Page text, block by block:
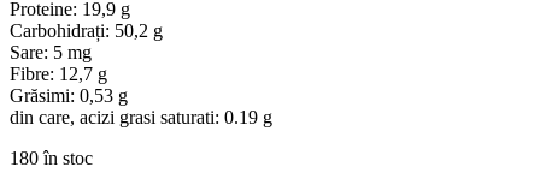
Proteine: 19,9 g
Carbohidrați: 50,2 g
Sare: 5 mg
Fibre: 12,7 g
Grăsimi: 0,53 g
din care, acizi grasi saturati: 0.19 g
180 în stoc